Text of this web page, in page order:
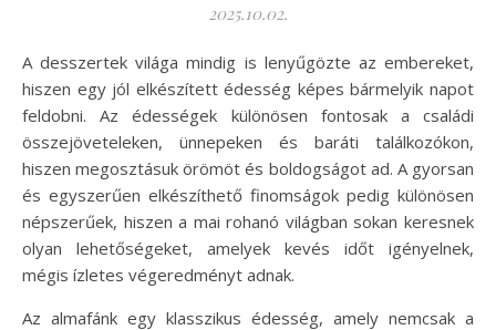
2025.10.02.
A desszertek világa mindig is lenyűgözte az embereket,
hiszen egy jól elkészített édesség képes bármelyik napot
feldobni. Az édességek különösen fontosak a családi
összejöveteleken, ünnepeken és baráti találkozókon,
hiszen megosztásuk örömöt és boldogságot ad. A gyorsan
és egyszerűen elkészíthető finomságok pedig különösen
népszerűek, hiszen a mai rohanó világban sokan keresnek
olyan lehetőségeket, amelyek kevés időt igényelnek,
mégis ízletes végeredményt adnak.
Az almafánk egy klasszikus édesség, amely nemcsak a